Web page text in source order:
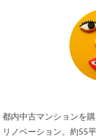
都内中古マンションを
リノベーション。約55